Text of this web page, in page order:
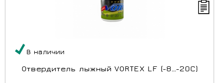
В наличии
Отвердитель лыжный VORTEX LF (-8...-20C)